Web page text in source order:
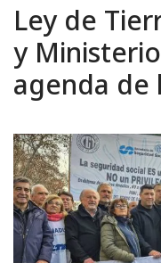
Ley de
y
agenda de